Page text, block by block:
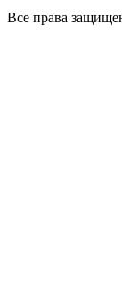
Все права